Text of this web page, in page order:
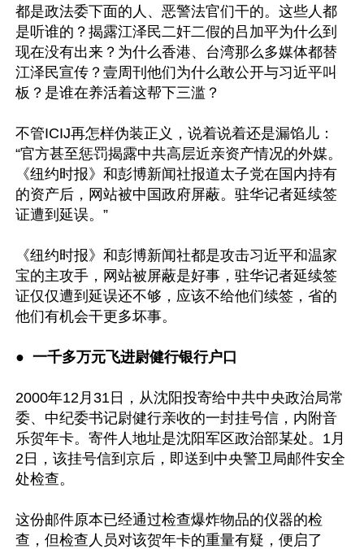
都是政法委下面的人、恶警法官们干的。这些人都
是听谁的？揭露江泽民二奸二假的吕加平为什么到
现在没有出来？为什么香港、台湾那么多媒体都替
江泽民宣传？壹周刊他们为什么敢公开与习近平叫
板？是谁在养活着这帮下三滥？
不管ICIJ再怎样伪装正义，说着说着还是漏馅儿：
“官方甚至惩罚揭露中共高层近亲资产情况的外媒。
《纽约时报》和彭博新闻社报道太子党在国内持有
的资产后，网站被中国政府屏蔽。驻华记者延续签
证遭到延误。”
《纽约时报》和彭博新闻社都是攻击习近平和温家
宝的主攻手，网站被屏蔽是好事，驻华记者延续签
证仅仅遭到延误还不够，应该不给他们续签，省的
他们有机会干更多坏事。
● 一千多万元飞进尉健行银行户口
2000年12月31日，从沈阳投寄给中共中央政治局常
委、中纪委书记尉健行亲收的一封挂号信，内附音
乐贺年卡。寄件人地址是沈阳军区政治部某处。1月
2日，该挂号信到京后，即送到中央警卫局邮件安全
处检查。
这份邮件原本已经通过检查爆炸物品的仪器的检
查，但检查人员对该贺年卡的重量有疑，便启了